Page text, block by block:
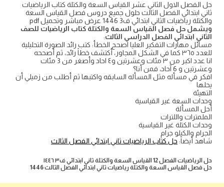
حل الفصل الاول الثاني عشر القياس السعة والكتلة كتاب الرياضيات
ثاني ابتدائي الفصل الثالث حلول جميع دروس فصل القياس السعة
والكتلة رياضيات الثاني ابتدائي ف3 1446 عرض مباشر وتحميل pdf
ويشمل حل فصل القياس السعة والكتلة كتاب الرياضيات للصف
الثاني ابتدائي الفصل الدراسي الثالث:
مسائل مهارات التفكير العليا اصحح الخطأ: كتب رائد الصورة التحليلية
للعدد ٣٦٥ كما في الشكل المجاور، أكتشف خطاً رائد، ثم أصححه
انا عدد اكبر من ٣ مئات وعشرتين و٤ احاد وأصغر من 3 مئات
وعشرتين و 6 آحاد، فمن أنا؟
افكر في مسأله مثل المسأله السابقه واكتبها ثم أطلب من زميلي أن
يحلها
التهيئة
وحدات السعة غير القياسية
أحل المسألة
الملمترات واللترات
وحدات الكتلة غير القياسية
الجرام والكيلو جرام
شاهد أيضاً: حل كتاب الرياضيات ثاني ابتدائي الفصل الثالث
حل الرياضيات الفصل 12 القياس السعة والكتلة ثاني ابتدائي ف٣ ١٤٤٦
حل فصل القياس السعة والكتلة رياضيات ثاني ابتدائي الفصل الثالث 1446